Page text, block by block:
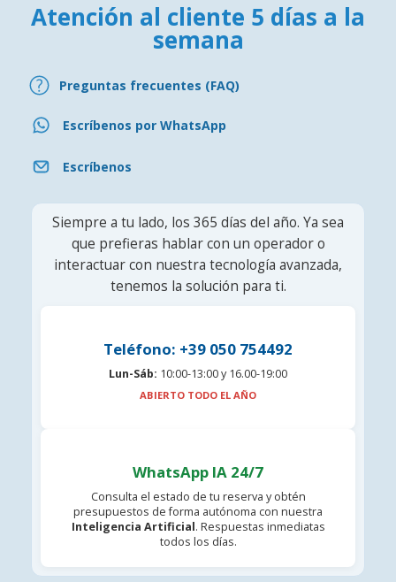
Atención al cliente 5 días a la
semana
Preguntas frecuentes (FAQ)
Escríbenos por WhatsApp
Escríbenos
Siempre a tu lado, los 365 días del año. Ya sea
que prefieras hablar con un operador o
interactuar con nuestra tecnología avanzada,
tenemos la solución para ti.
Teléfono: +39 050 754492
Lun-Sáb: 10:00-13:00 y 16.00-19:00
ABIERTO TODO EL AÑO
WhatsApp IA 24/7
Consulta el estado de tu reserva y obtén
presupuestos de forma autónoma con nuestra
Inteligencia Artificial. Respuestas inmediatas
todos los días.